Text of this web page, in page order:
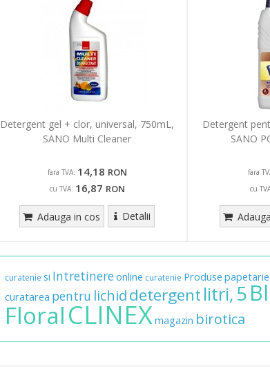
Detergent gel + clor, universal, 750mL,
SANO Multi Cleaner
fara TVA: 14,18 RON
cu TVA: 16,87 RON
Adauga in cos Detalii
Detergent
SANO
fara
cu
curatenie si Intretinereonline curatenie Produse papetarie
curatarea pentru lichiddetergentlitri, 5
FloralCLINEXmagazin birotica